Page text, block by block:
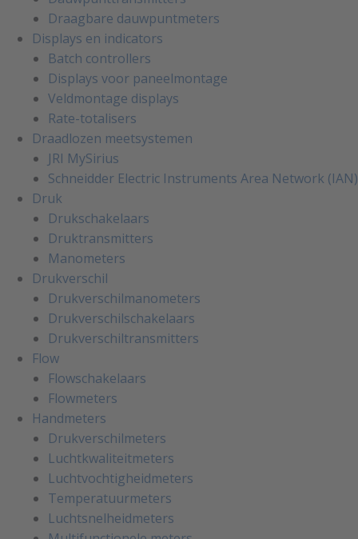
Draagbare dauwpuntmeters
Displays en indicators
Batch controllers
Displays voor paneelmontage
Veldmontage displays
Rate-totalisers
Draadlozen meetsystemen
JRI MySirius
Schneidder Electric Instruments Area Network (IAN)
Druk
Drukschakelaars
Druktransmitters
Manometers
Drukverschil
Drukverschilmanometers
Drukverschilschakelaars
Drukverschiltransmitters
Flow
Flowschakelaars
Flowmeters
Handmeters
Drukverschilmeters
Luchtkwaliteitmeters
Luchtvochtigheidmeters
Temperatuurmeters
Luchtsnelheidmeters